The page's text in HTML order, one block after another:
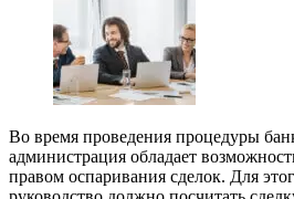
Во время проведения процедуры
администрация обладает
правом оспаривания сделок. Для